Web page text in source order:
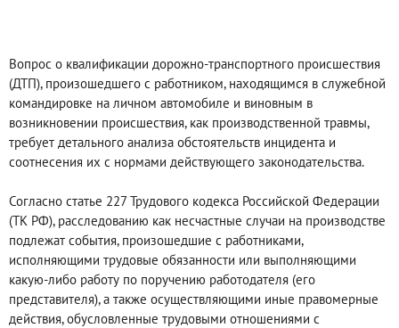
Вопрос о квалификации дорожно-транспортного происшествия
(ДТП), произошедшего с работником, находящимся в служебной
командировке на личном автомобиле и виновным в
возникновении происшествия, как производственной травмы,
требует детального анализа обстоятельств инцидента и
соотнесения их с нормами действующего законодательства.
Согласно статье 227 Трудового кодекса Российской Федерации
(ТК РФ), расследованию как несчастные случаи на производстве
подлежат события, произошедшие с работниками,
исполняющими трудовые обязанности или выполняющими
какую-либо работу по поручению работодателя (его
представителя), а также осуществляющими иные правомерные
действия, обусловленные трудовыми отношениями с